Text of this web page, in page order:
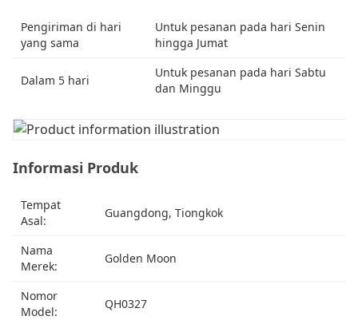
Pengiriman di hari
yang sama
Untuk pesanan pada hari Senin
hingga Jumat
Dalam 5 hari
Untuk pesanan pada hari Sabtu
dan Minggu
Informasi Produk
Tempat
Asal:
Guangdong, Tiongkok
Nama
Merek:
Golden Moon
Nomor
Model:
QH0327